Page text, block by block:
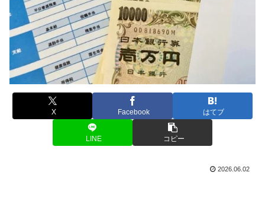
X Facebook はてブ
LINE コピー
2026.06.02